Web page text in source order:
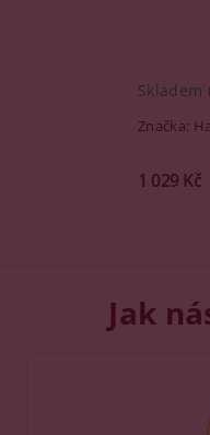
Skladem
Značka:
1 029 Kč
Jak